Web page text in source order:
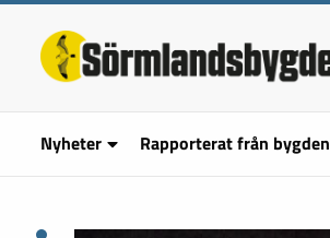
Nyheter Rapporterat från bygden